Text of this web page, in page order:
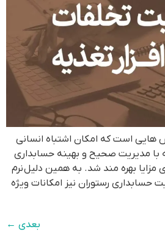
است که امکان اشتباه انسانی
با مدیریت صحیح و بهینه حسابداری
مزایا بهره مند شد. به همین دلیل نرم
حسابداری رستوران نیز امکانات ویژه
بعدی ←